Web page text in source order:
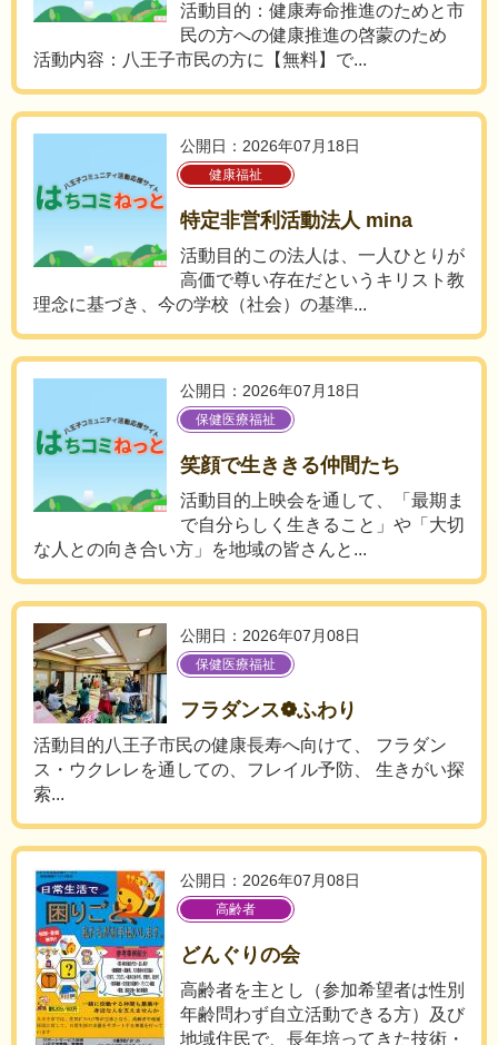
活動目的：健康寿命推進のためと市
民の方への健康推進の啓蒙のため
活動内容：八王子市民の方に【無料】で...
公開日：2026年07月18日
健康福祉
特定非営利活動法人 mina
活動目的この法人は、一人ひとりが
高価で尊い存在だというキリスト教
理念に基づき、今の学校（社会）の基準...
公開日：2026年07月18日
保健医療福祉
笑顔で生ききる仲間たち
活動目的上映会を通して、「最期ま
で自分らしく生きること」や「大切
な人との向き合い方」を地域の皆さんと...
公開日：2026年07月08日
保健医療福祉
フラダンス❁ふわり
活動目的八王子市民の健康長寿へ向けて、 フラダン
ス・ウクレレを通しての、フレイル予防、 生きがい探
索...
公開日：2026年07月08日
高齢者
どんぐりの会
高齢者を主とし（参加希望者は性別
年齢問わず自立活動できる方）及び
地域住民で、長年培ってきた技術・